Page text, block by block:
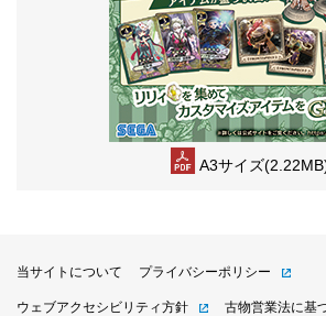
A3サイズ
当サイトについて プライバシーポリシー
ウェブアクセシビリティ方針 古物営業法に基